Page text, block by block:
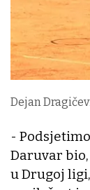
Dejan
-
Daruvar
u Drugoj